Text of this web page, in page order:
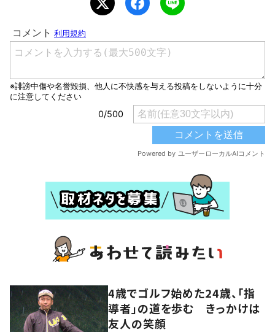
4歳でゴルフ始めた24歳、「指
導者」の道を歩む きっかけは
友人の笑顔